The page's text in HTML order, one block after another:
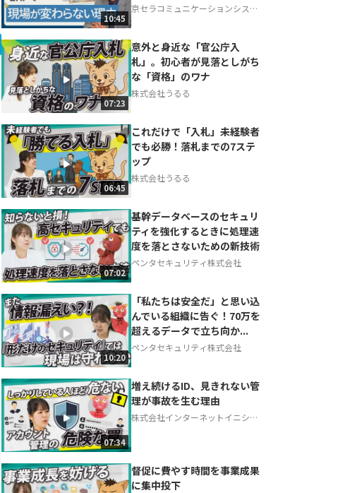
10:45
京セラコミュニケーションシステ
07:23
意外と身近な「官公庁入
札」。初心者が見落としがち
な「資格」のワナ
株式会社うるる
06:45
これだけで「入札」未経験者
でも必勝！落札までの7ステ
ップ
株式会社うるる
07:02
基幹データベースのセキュリ
ティを強化するときに処理速
度を落とさないための新技術
ペンタセキュリティ株式会社
10:20
「私たちは安全だ」と思い込
んでいる組織に告ぐ！70万を
超えるデータで立ち向か...
ペンタセキュリティ株式会社
07:34
増え続けるID、見きれない管
理が事故を生む理由
株式会社インターネットイニシア
督促に費やす時間を事業成果
に集中投下